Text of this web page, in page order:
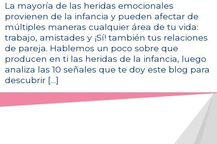
La mayoría de las heridas emocionales
provienen de la infancia y pueden afectar de
múltiples maneras cualquier área de tu vida:
trabajo, amistades y ¡Sí! también tus relaciones
de pareja. Hablemos un poco sobre que
producen en ti las heridas de la infancia, luego
analiza las 10 señales que te doy este blog para
descubrir […]